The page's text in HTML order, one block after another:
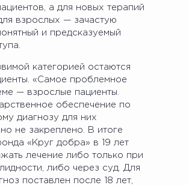
а для новых терапий
взрослых — зачастую
и предсказуемый
категорией остаются
«Самое проблемное
— взрослые пациенты.
обеспечение по
диагнозу для них
не закреплено. В итоге
«Круг добра» в 19 лет
лечение либо только при
либо через суд. Для
поставлен после 18 лет,